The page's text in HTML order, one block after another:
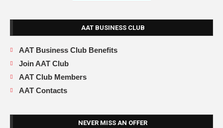
AAT BUSINESS CLUB
AAT Business Club Benefits
Join AAT Club
AAT Club Members
AAT Contacts
NEVER MISS AN OFFER